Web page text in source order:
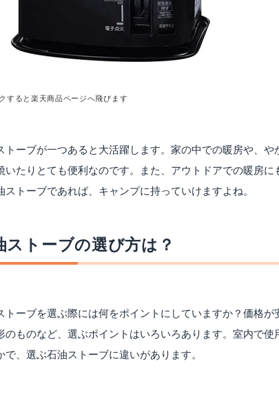
すると楽天商品ページへ飛びます
トーブが一つあると大活躍します。家の中での暖房や、
いたりとても便利なのです。また、アウトドアでの暖房
ストーブであれば、キャンプに持っていけますよね。
ストーブの選び方は？
トーブを選ぶ際には何をポイントにしていますか？価格
のものなど、選ぶポイントはいろいろあります。室内で
で、選ぶ石油ストーブに違いがあります。